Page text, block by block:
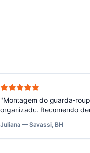
"Montagem do guarda-
organizado. Recomendo
Juliana — Savassi, BH